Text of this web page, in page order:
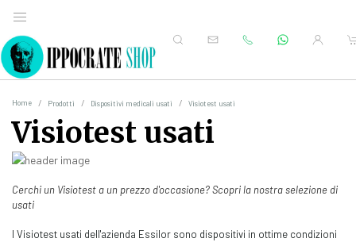
Home Prodotti Dispositivi medicali usati Visiotest usati
Visiotest usati
Cerchi un Visiotest a un prezzo d'occasione? Scopri la nostra selezione di
usati
I Visiotest usati dell'azienda Essilor sono dispositivi in ottime condizioni